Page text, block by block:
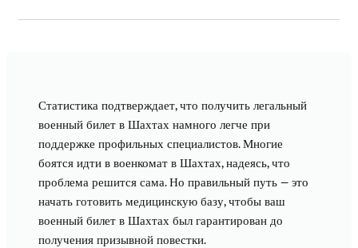
Статистика подтверждает, что получить легальный
военный билет в Шахтах намного легче при
поддержке профильных специалистов. Многие
боятся идти в военкомат в Шахтах, надеясь, что
проблема решится сама. Но правильный путь — это
начать готовить медицинскую базу, чтобы ваш
военный билет в Шахтах был гарантирован до
получения призывной повестки.